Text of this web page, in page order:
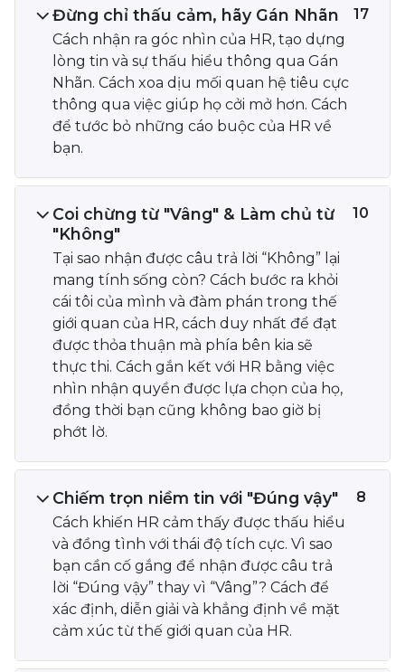
Đừng chỉ thấu cảm, hãy Gán Nhãn
Cách nhận ra góc nhìn của HR, tạo dựng
lòng tin và sự thấu hiểu thông qua Gán
Nhãn. Cách xoa dịu mối quan hệ tiêu cực
thông qua việc giúp họ cởi mở hơn. Cách
để tước bỏ những cáo buộc của HR về
bạn.
17
Coi chừng từ "Vâng" & Làm chủ từ
"Không"
Tại sao nhận được câu trả lời “Không” lại
mang tính sống còn? Cách bước ra khỏi
cái tôi của mình và đàm phán trong thế
giới quan của HR, cách duy nhất để đạt
được thỏa thuận mà phía bên kia sẽ
thực thi. Cách gắn kết với HR bằng việc
nhìn nhận quyền được lựa chọn của họ,
đồng thời bạn cũng không bao giờ bị
phớt lờ.
10
Chiếm trọn niềm tin với "Đúng vậy"
Cách khiến HR cảm thấy được thấu hiểu
và đồng tình với thái độ tích cực. Vì sao
bạn cần cố gắng để nhận được câu trả
lời “Đúng vậy” thay vì “Vâng”? Cách để
xác định, diễn giải và khẳng định về mặt
cảm xúc từ thế giới quan của HR.
8